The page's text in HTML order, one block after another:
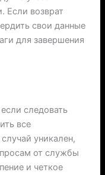
Если возврат
свои данные
для завершения
следовать
все
уникален,
от службы
и четкое